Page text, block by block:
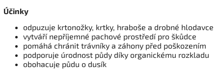
Účinky
odpuzuje krtonožky, krtky, hraboše a drobné hlodavce
vytváří nepříjemné pachové prostředí pro škůdce
pomáhá chránit trávníky a záhony před poškozením
podporuje úrodnost půdy díky organickému rozkladu
obohacuje půdu o dusík